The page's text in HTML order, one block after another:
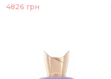
4826 грн